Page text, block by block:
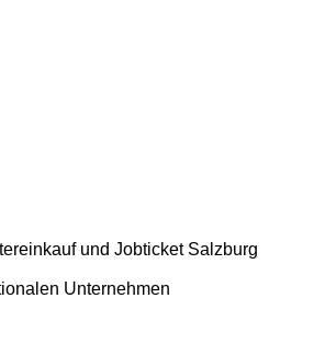
und Jobticket Salzburg
Unternehmen